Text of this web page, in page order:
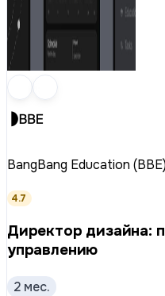
BangBang Education (BBE)
4.7
Директор дизайна:
управлению
2 мес.